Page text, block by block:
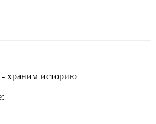
храним историю